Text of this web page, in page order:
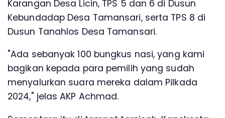
Karangan Desa Licin, TPS 5 dan 6 di Dusun
Kebundadap Desa Tamansari, serta TPS 8 di
Dusun Tanahlos Desa Tamansari.
"Ada sebanyak 100 bungkus nasi, yang kami
bagikan kepada para pemilih yang sudah
menyalurkan suara mereka dalam Pilkada
2024," jelas AKP Achmad.